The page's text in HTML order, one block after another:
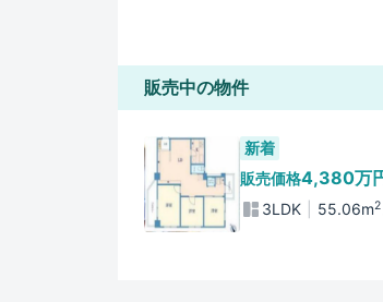
販売中の物件
新着
販売価格4,380万
3LDK 55.06m2